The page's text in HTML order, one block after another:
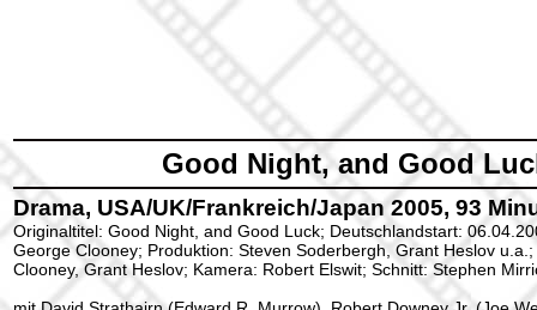
Good Night, and Good
Drama, USA/UK/Frankreich/Japan 2005, 93
Originaltitel: Good Night, and Good Luck; Deutschlandstart:
George Clooney; Produktion: Steven Soderbergh, Grant Heslov
Clooney, Grant Heslov; Kamera: Robert Elswit; Schnitt: Stephen